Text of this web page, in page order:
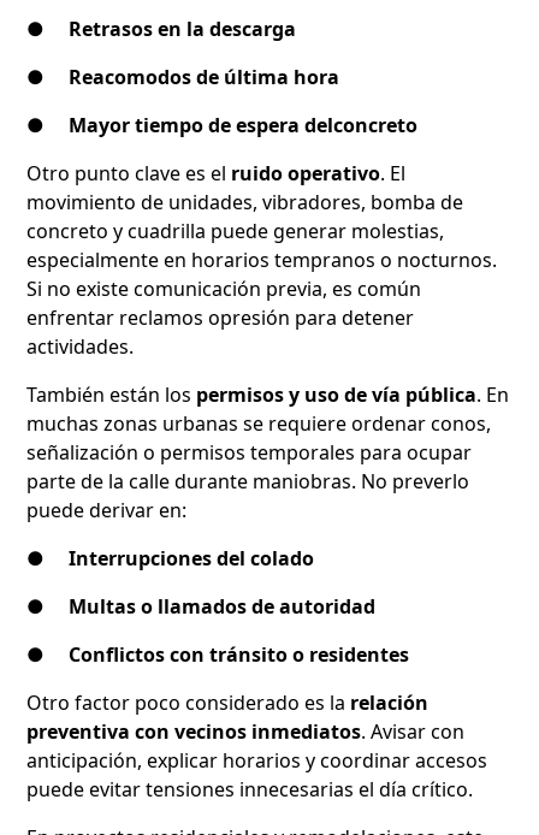
● Retrasos en la descarga
● Reacomodos de última hora
● Mayor tiempo de espera delconcreto
Otro punto clave es el ruido operativo. El
movimiento de unidades, vibradores, bomba de
concreto y cuadrilla puede generar molestias,
especialmente en horarios tempranos o nocturnos.
Si no existe comunicación previa, es común
enfrentar reclamos opresión para detener
actividades.
También están los permisos y uso de vía pública. En
muchas zonas urbanas se requiere ordenar conos,
señalización o permisos temporales para ocupar
parte de la calle durante maniobras. No preverlo
puede derivar en:
●Interrupciones del colado
● Multas o llamados de autoridad
● Conflictos con tránsito o residentes
Otro factor poco considerado es la relación
preventiva con vecinos inmediatos. Avisar con
anticipación, explicar horarios y coordinar accesos
puede evitar tensiones innecesarias el día crítico.